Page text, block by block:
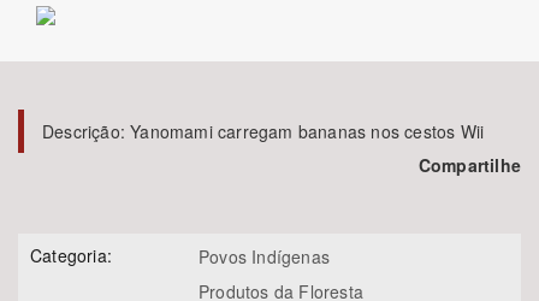
Área de Levantamento
Descrição:Yanomami carregam bananas nos cestos Wii
Compartilhe
Categoria:
Povos Indígenas
Produtos da Floresta